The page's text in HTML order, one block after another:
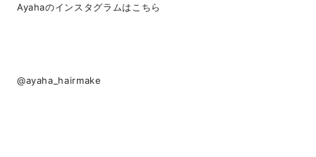
Ayahaのインスタグラムはこちら
@ayaha_hairmake